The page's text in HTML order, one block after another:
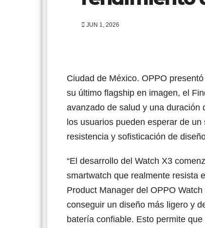
JUN 1, 2026
Ciudad de México. OPPO
su último flagship en imagen, el
avanzado de salud y una duración
los usuarios pueden esperar de
resistencia y sofisticación de
“El desarrollo del Watch X3
smartwatch que realmente resista
Product Manager del OPPO
conseguir un diseño más ligero y
batería confiable. Esto permite